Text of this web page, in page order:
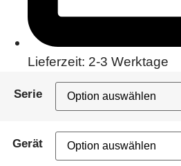
Lieferzeit: 2-3 Werktage
Serie
Gerät